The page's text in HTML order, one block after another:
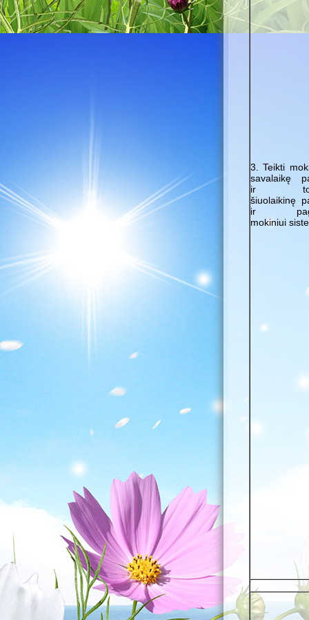
3. Teikti
savalaikę
ir
šiuolaikinę
ir
mokiniui